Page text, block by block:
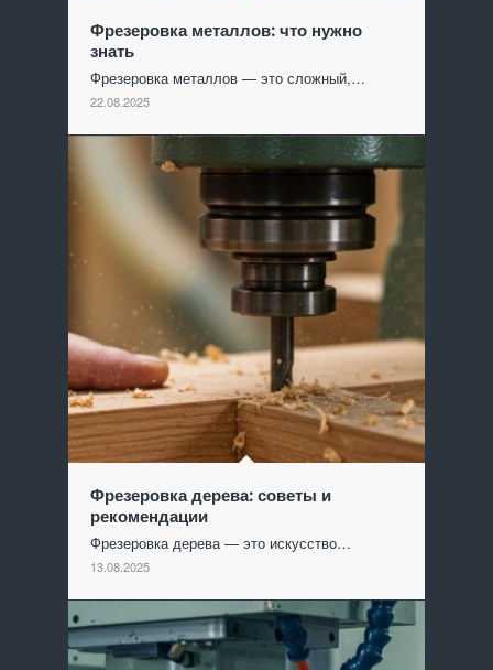
Фрезеровка металлов: что нужно
знать
Фрезеровка металлов — это сложный,…
22.08.2025
Фрезеровка дерева: советы и
рекомендации
Фрезеровка дерева — это искусство…
13.08.2025